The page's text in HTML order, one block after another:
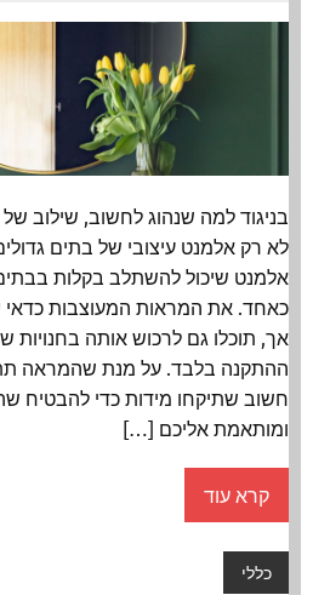
בניגוד למה שנהוג לחשוב, שילוב
לא רק אלמנט עיצובי של בתים
אלמנט שיכול להשתלב בקלות
כאחד. את המראות המעוצבות כדאי
אך, תוכלו גם לרכוש אותה בחנויות
ההתקנה בלבד. על מנת שהמראה
חשוב שתיקחו מידות כדי להבטיח
ומותאמת אליכם […]
קרא עוד
כללי